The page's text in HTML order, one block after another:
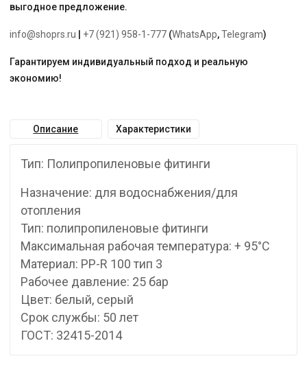
выгодное предложение.
info@shoprs.ru +7 (921) 958-1-777 (WhatsApp,Telegram)
Гарантируем индивидуальный подход и реальную
экономию!
Описание Характеристики
Тип: Полипропиленовые фитинги
Назначение: для водоснабжения/для
отопления
Тип: полипропиленовые фитинги
Максимальная рабочая температура: + 95°С
Материал: PP-R 100 тип 3
Рабочее давление: 25 бар
Цвет: белый, серый
Срок службы: 50 лет
ГОСТ: 32415-2014